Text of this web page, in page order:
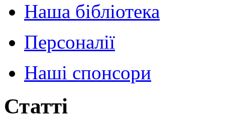
Наша бібліотека
Персоналії
Наші спонсори
Статті